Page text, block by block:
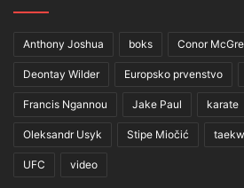
Anthony Joshua boks Conor
Deontay Wilder Europsko prvenstvo
Francis Ngannou Jake Paul karate
Oleksandr Usyk Stipe Miočić
UFC video